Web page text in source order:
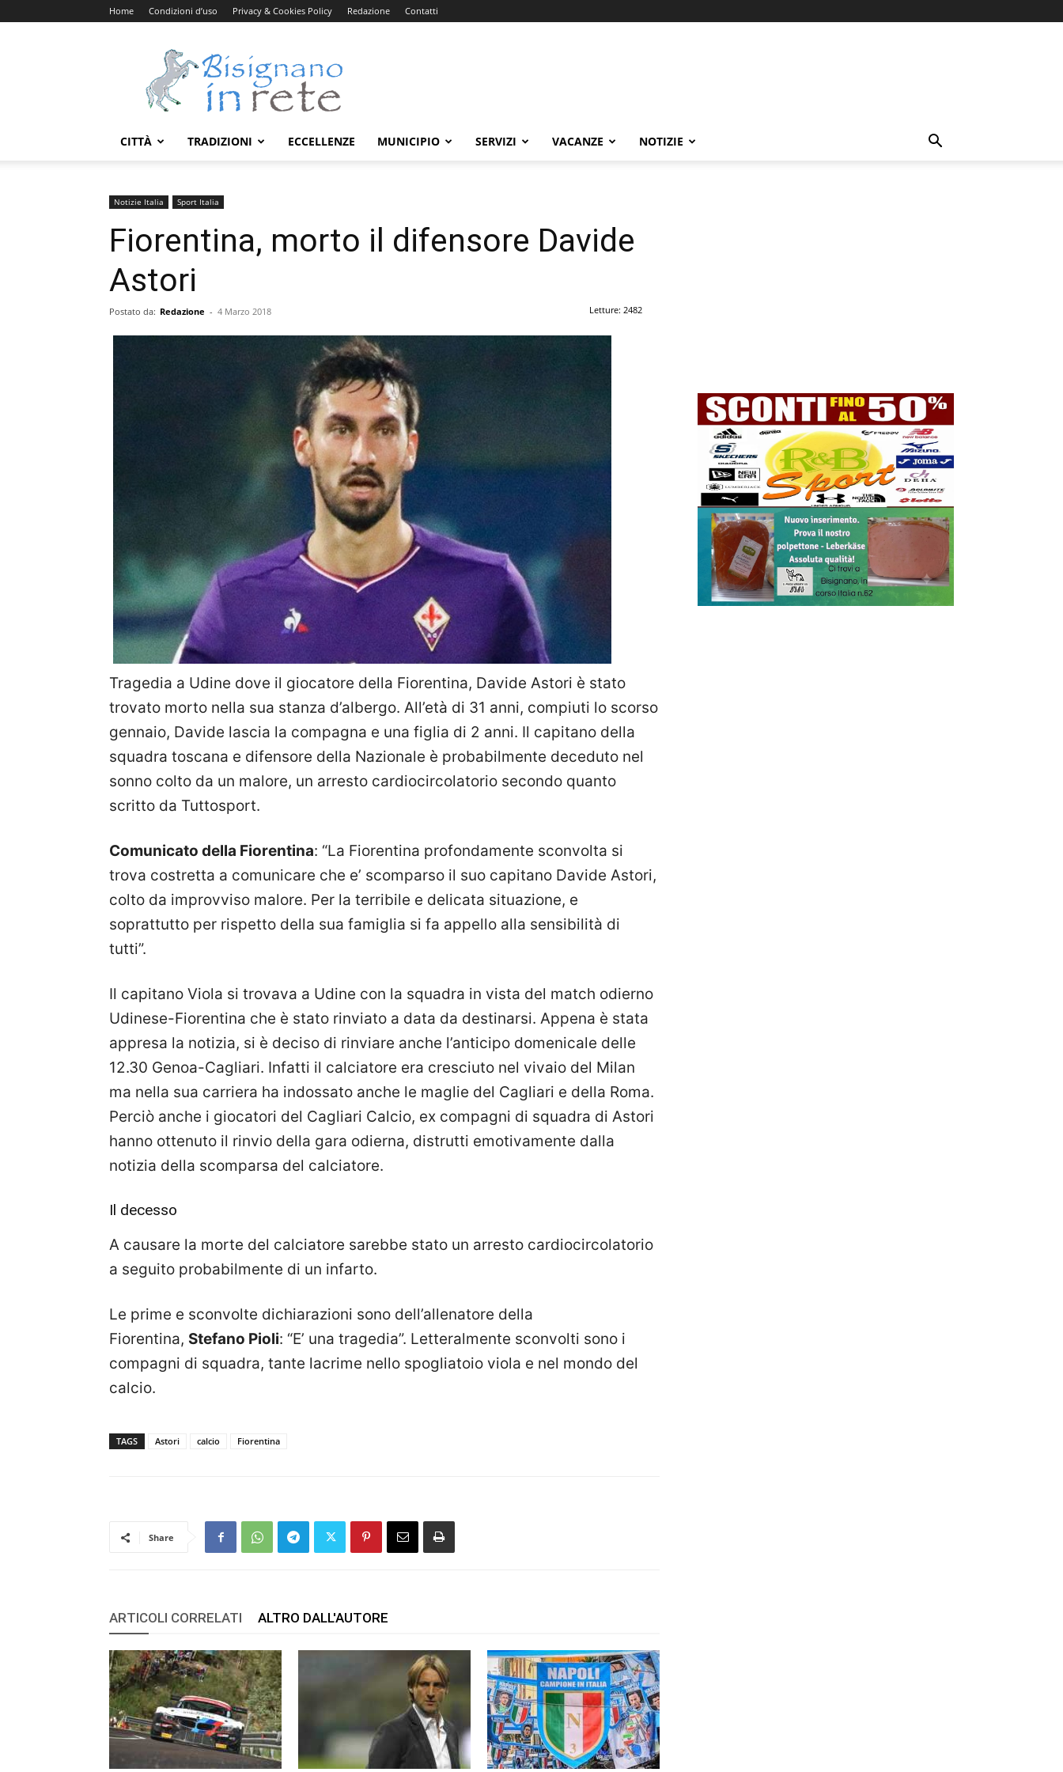
Home Condizioni d’uso Privacy & Cookies Policy Redazione Contatti
Bisignanoinrete.com
CITTÀ TRADIZIONI ECCELLENZE MUNICIPIO SERVIZI VACANZE NOTIZIE
Notizie Italia Sport Italia
Fiorentina, morto il difensore Davide
Astori
Postato da: Redazione - 4 Marzo 2018 Letture: 2482
Tragedia a Udine dove il giocatore della Fiorentina, Davide Astori è stato
trovato morto nella sua stanza d’albergo. All’età di 31 anni, compiuti lo scorso
gennaio, Davide lascia la compagna e una figlia di 2 anni. Il capitano della
squadra toscana e difensore della Nazionale è probabilmente deceduto nel
sonno colto da un malore, un arresto cardiocircolatorio secondo quanto
scritto da Tuttosport.
Comunicato della Fiorentina: “La Fiorentina profondamente sconvolta si
trova costretta a comunicare che e’ scomparso il suo capitano Davide Astori,
colto da improvviso malore. Per la terribile e delicata situazione, e
soprattutto per rispetto della sua famiglia si fa appello alla sensibilità di
tutti”.
Il capitano Viola si trovava a Udine con la squadra in vista del match odierno
Udinese-Fiorentina che è stato rinviato a data da destinarsi. Appena è stata
appresa la notizia, si è deciso di rinviare anche l’anticipo domenicale delle
12.30 Genoa-Cagliari. Infatti il calciatore era cresciuto nel vivaio del Milan
ma nella sua carriera ha indossato anche le maglie del Cagliari e della Roma.
Perciò anche i giocatori del Cagliari Calcio, ex compagni di squadra di Astori
hanno ottenuto il rinvio della gara odierna, distrutti emotivamente dalla
notizia della scomparsa del calciatore.
Il decesso
A causare la morte del calciatore sarebbe stato un arresto cardiocircolatorio
a seguito probabilmente di un infarto.
Le prime e sconvolte dichiarazioni sono dell’allenatore della
Fiorentina, Stefano Pioli: “E’ una tragedia”. Letteralmente sconvolti sono i
compagni di squadra, tante lacrime nello spogliatoio viola e nel mondo del
calcio.
TAGS Astori calcio Fiorentina
Share
ARTICOLI CORRELATI ALTRO DALL'AUTORE